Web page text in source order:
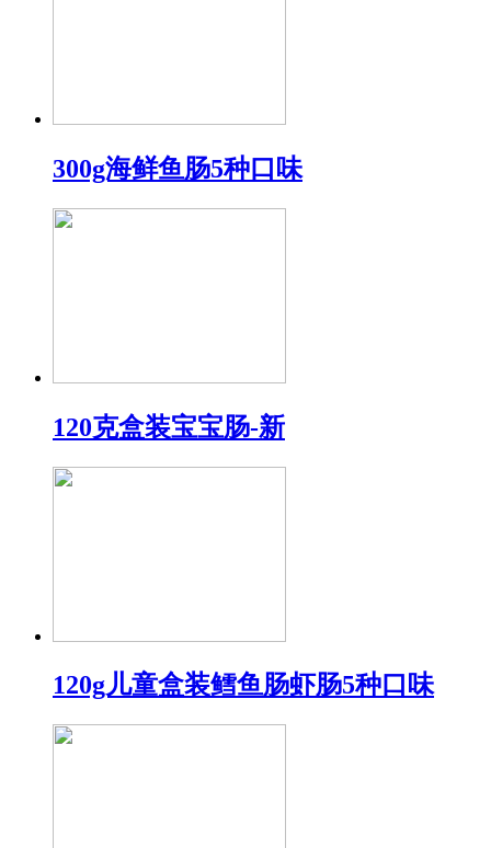
300g海鲜鱼肠5种口味
120克盒装宝宝肠-新
120g儿童盒装鳕鱼肠虾肠5种口味